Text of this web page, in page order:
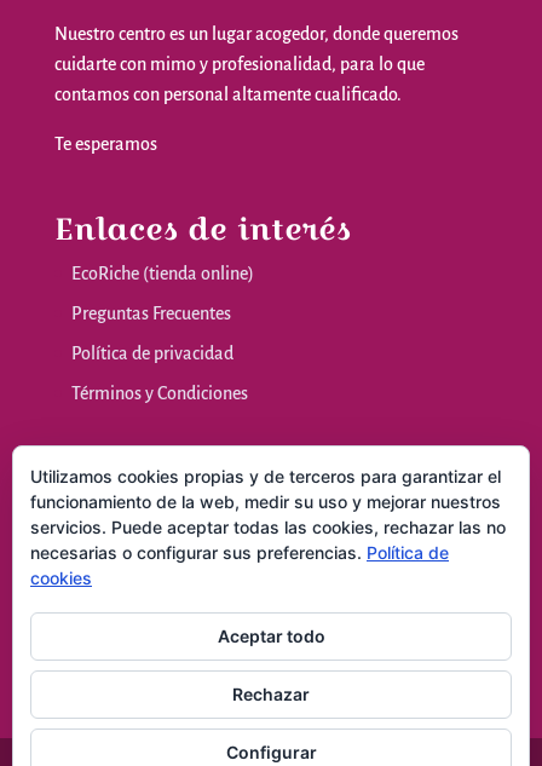
Nuestro centro es un lugar acogedor, donde queremos
cuidartecon mimoy profesionalidad, para loque
contamoscon personal altamente cualificado.
Te esperamos
Enlaces de interés
EcoRiche (tienda online)
Preguntas Frecuentes
Política de privacidad
Términos y Condiciones
Nuestras sala
Masajes y Técnicas Naturales
Consultas
Contacto
Utilizamos cookies propias y de terceros para garantizar el
funcionamiento de la web, medir su uso y mejorar nuestros
servicios. Puede aceptar todas las cookies, rechazar las no
necesarias o configurar sus preferencias. Política de
cookies
Aceptar todo
Rechazar
Configurar